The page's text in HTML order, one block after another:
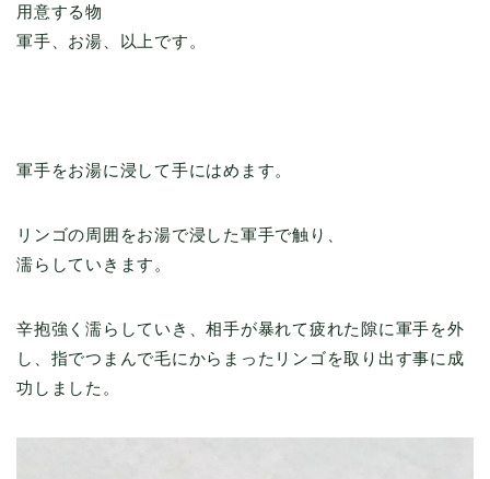
用意する物
軍手、お湯、以上です。
軍手をお湯に浸して手にはめます。
リンゴの周囲をお湯で浸した軍手で触り、
濡らしていきます。
辛抱強く濡らしていき、相手が暴れて疲れた隙に軍手を外
し、指でつまんで毛にからまったリンゴを取り出す事に成
功しました。